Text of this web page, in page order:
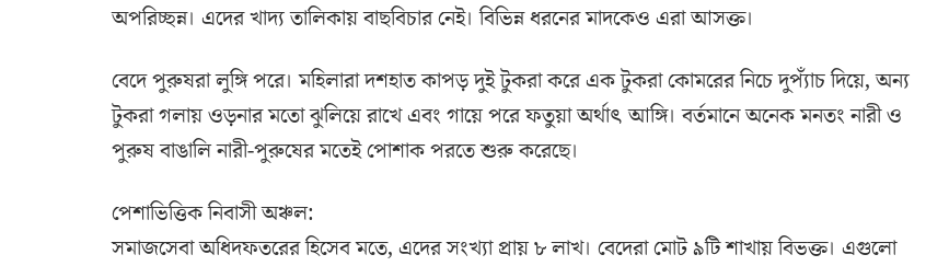
অপরিচ্ছন্ন। এদের খাদ্য তালিকায় বাছবিচার নেই। বিভিন্ন ধরনের মাদকেও এরা আসক্ত।
বেদে পুরুষরা লুঙ্গি পরে। মহিলারা দশহাত কাপড় দুই টুকরা করে এক টুকরা কোমরের নিচে দুপ্যাঁচ দিয়ে, অন্য
টুকরা গলায় ওড়নার মতো ঝুলিয়ে রাখে এবং গায়ে পরে ফতুয়া অর্থাৎ আঙ্গি। বর্তমানে অনেক মনতং নারী ও
পুরুষ বাঙালি নারী-পুরুষের মতেই পোশাক পরতে শুরু করেছে।
পেশাভিত্তিক নিবাসী অঞ্চল:
সমাজসেবা অধিদফতরের হিসেব মতে, এদের সংখ্যা প্রায় ৮ লাখ। বেদেরা মোট ৯টি শাখায় বিভক্ত। এগুলো